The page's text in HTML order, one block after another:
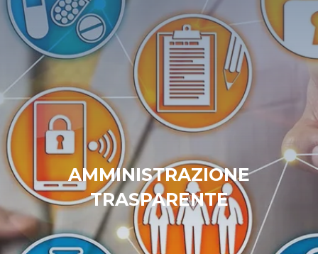
AMMINISTRAZIONE
TRASPARENTE